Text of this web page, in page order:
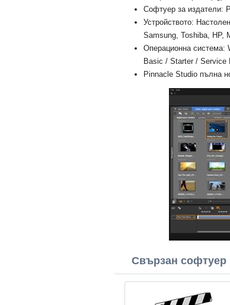
Софтуер за издатели:
Устройството:
Samsung, Toshiba, HP,
Операционна система:
Basic / Starter / Service
Pinnacle Studio пълна
Свързан софтуер